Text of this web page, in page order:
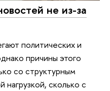
не из-за
политических и
причины этого
со структурным
сколько с